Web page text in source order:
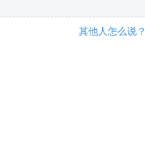
其他人怎么说？